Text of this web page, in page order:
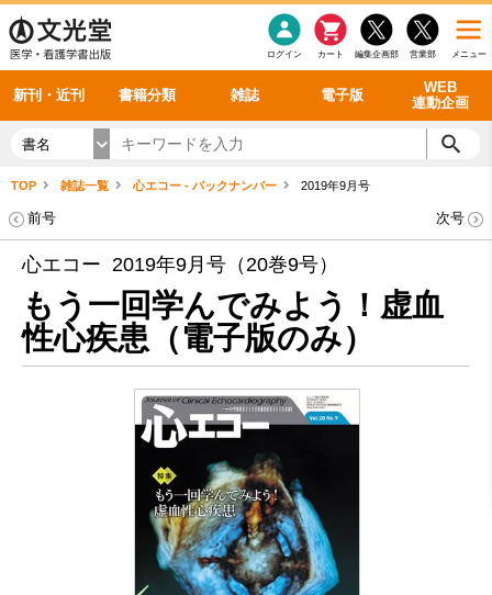
メニュー
営業部
編集企画部
カート
ログイン
新刊・近刊 書籍分類 雑誌 電子版
WEB
連動企画
感染症 老年医学
看護・介護
呼吸器
循環器
シリーズ一覧
雑誌投稿規定
理学療法
雑誌案内・年間購読 最新号 バックナンバー
電子書籍
電子雑誌
書籍「データに基づく臨床動作分析」WEB動画
書籍「眼手術学」WEB動画
書籍「神経症候学 II 改訂第二版」 WEB動画
新刊一覧
今後の発行予定
書名
TOP 雑誌一覧 心エコー - バックナンバー 2019年9月号
前号 次号
心エコー 2019年9月号（20巻9号）
もう一回学んでみよう！虚血
性心疾患（電子版のみ）